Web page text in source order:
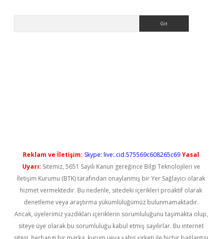
Reklam ve İletişim: Skype: live:.cid.575569c608265c69Yasal
Uyarı: Sitemiz, 5651 Sayılı Kanun gereğince Bilgi Teknolojileri ve
İletişim Kurumu (BTK) tarafından onaylanmış bir Yer Sağlayıcı olarak
hizmet vermektedir. Bu nedenle, sitedeki içerikleri proaktif olarak
denetleme veya araştırma yükümlülüğümüz bulunmamaktadır.
Ancak, üyelerimiz yazdıkları içeriklerin sorumluluğunu taşımakta olup,
siteye üye olarak bu sorumluluğu kabul etmiş sayılırlar. Bu internet